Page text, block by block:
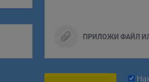
ПРИЛОЖИ ФАЙЛ